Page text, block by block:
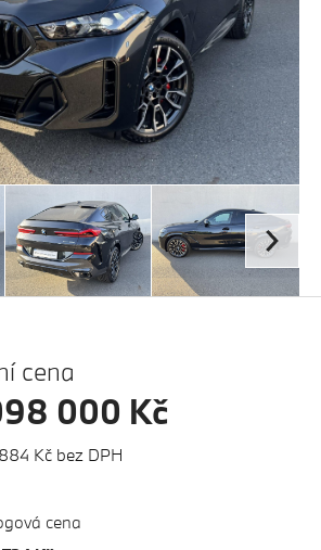
cena
000 Kč
Kč bez DPH
cena